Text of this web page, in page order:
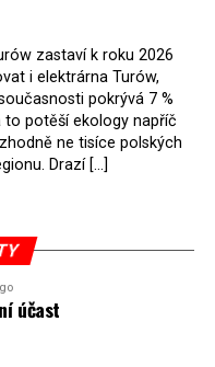
cca pět
nepřímo
pracovních míst v
zvítězila.
jistě potěší
kteří žalobu u
a české
také spokojen –
totiž pro Polsko zcela
zvýšení závislosti na
zastaví k roku 2026
i elektrárna Turów,
pokrývá 7 %
to potěší ekology napříč
ne tisíce polských
Drazí […]
účast